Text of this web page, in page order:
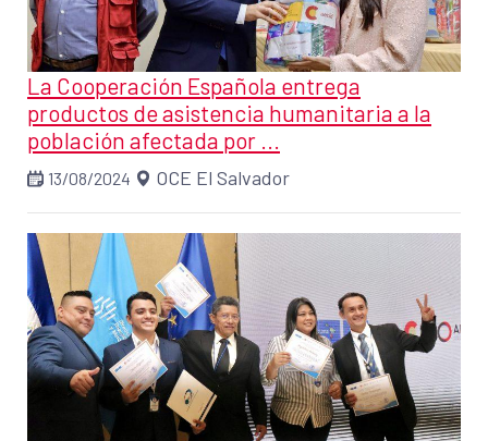
La Cooperación Española entrega
productos de asistencia humanitaria a la
población afectada por ...
13/08/2024 OCE El Salvador